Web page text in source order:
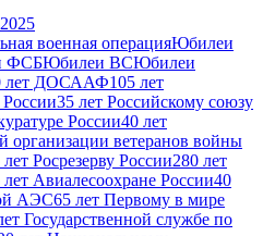
военная операцияЮбилеи
ФСБЮбилеи ВСЮбилеи
лет ДОСААФ105 лет
35 лет Российскому союзу
России40 лет
организации ветеранов войны
лет Росрезерву России280 лет
лет Авиалесоохране России40
АЭС65 лет Первому в мире
Государственной службе по